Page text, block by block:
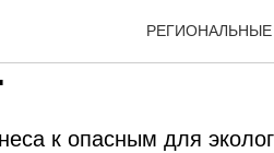
к опасным для